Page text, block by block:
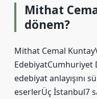
Mithat
dönem?
Mithat Cemal
EdebiyatCumhuriyet
edebiyat anlayışını
eserlerÜç İstanbul7